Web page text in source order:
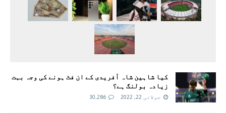
کیا شاہین شاہ آفریدی کے ان فٹ ہونے کی وجہ بہت
زیادہ بولنگ ہے؟
جولائی 22, 2022 30,286